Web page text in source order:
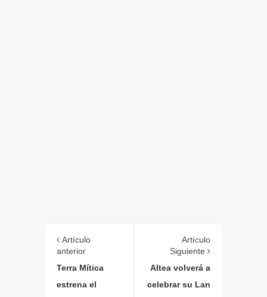
Artículo
anterior
Terra Mítica
estrena el
Artículo
Siguiente
Altea volverá a
celebrar su Lan